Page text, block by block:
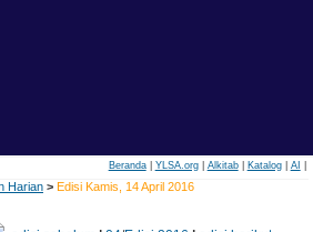
Beranda| YLSA.org| Alkitab| Katalog| AI
Harian > Edisi Kamis, 14 April 2016